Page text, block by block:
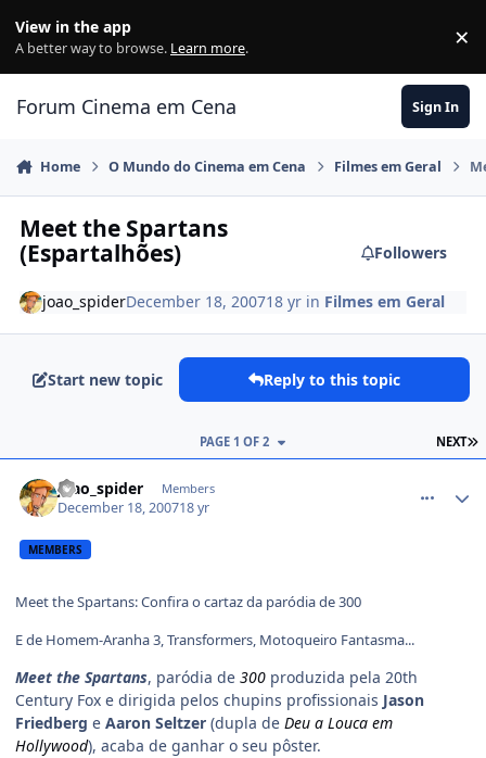
View in the app
A better way to browse. Learn more. ×
Forum Cinema em Cena Sign In
Home O Mundo do Cinema em Cena Filmes em Geral
Meet the Spartans
(Espartalhões)
Followers
joao_spiderDecember 18, 200718 yr in Filmes em Geral
Start new topic Reply to this topic
NEXT
PAGE 1 OF 2
joao_spider Members
December 18, 200718 yr
MEMBERS
Meet the Spartans: Confira o cartaz da paródia de 300
E de Homem-Aranha 3, Transformers, Motoqueiro Fantasma...
Meet the Spartans, paródia de 300 produzida pela 20th
Century Fox e dirigida pelos chupins profissionais Jason
Friedberg e Aaron Seltzer (dupla de Deu a Louca em
Hollywood), acaba de ganhar o seu pôster.